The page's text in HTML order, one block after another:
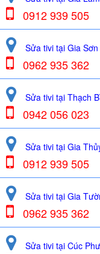
0912 939 505
Sửa tivi tại Gia
0962 935 362
Sửa tivi tại Thạch
0942 056 023
Sửa tivi tại Gia
0912 939 505
Sửa tivi tại Gia
0962 935 362
Sửa tivi tại Cúc